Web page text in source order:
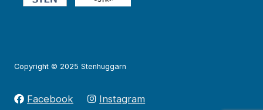
Copyright © 2025 Stenhuggarn
Facebook Instagram